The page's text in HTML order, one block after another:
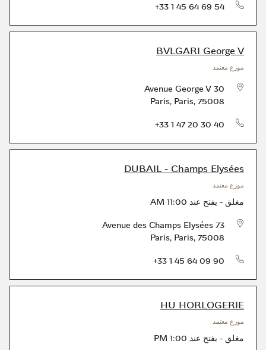
+33 1 45 64 69 54
BVLGARI George V
موزع معتمد
30 Avenue George V
Paris, Paris, 75008
+33 1 47 20 30 40
DUBAIL - Champs Elysées
موزع معتمد
مغلق - يفتح عند 11:00 AM
73 Avenue des Champs Elysées
Paris, Paris, 75008
+33 1 45 64 09 90
HU HORLOGERIE
موزع معتمد
مغلق - يفتح عند 1:00 PM